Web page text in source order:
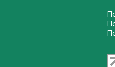
Тело погибшего
обнаружено